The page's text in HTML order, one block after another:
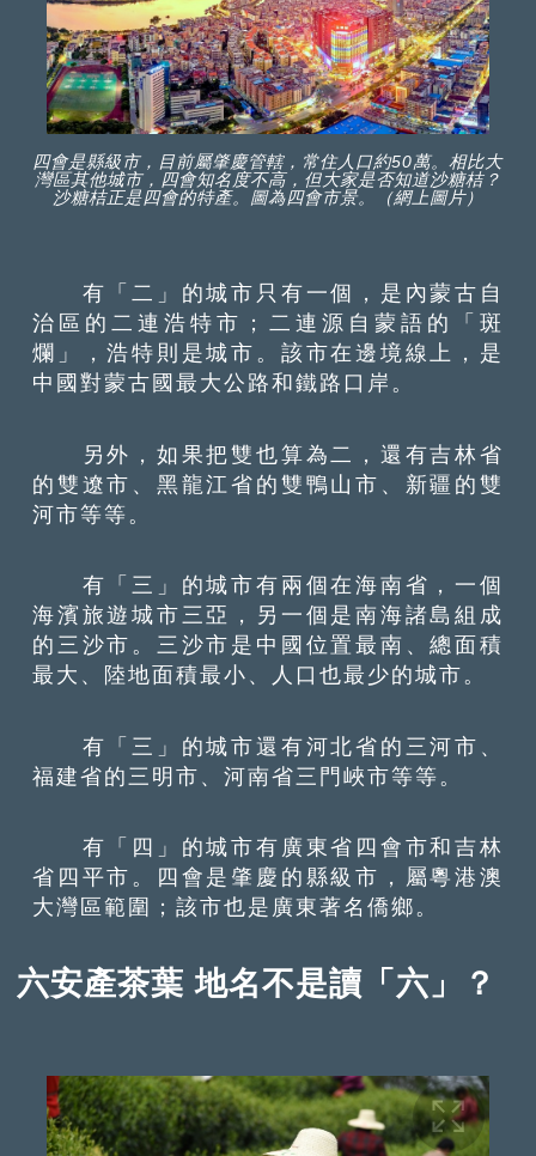
四會是縣級市，目前屬肇慶管轄，常住人口約50萬。相比大
灣區其他城市，四會知名度不高，但大家是否知道沙糖桔？
沙糖桔正是四會的特產。圖為四會市景。（網上圖片）
有「二」的城市只有一個，是內蒙古自
治區的二連浩特市；二連源自蒙語的「斑
爛」，浩特則是城市。該市在邊境線上，是
中國對蒙古國最大公路和鐵路口岸。
另外，如果把雙也算為二，還有吉林省
的雙遼市、黑龍江省的雙鴨山市、新疆的雙
河市等等。
有「三」的城市有兩個在海南省，一個
海濱旅遊城市三亞，另一個是南海諸島組成
的三沙市。三沙市是中國位置最南、總面積
最大、陸地面積最小、人口也最少的城市。
有「三」的城市還有河北省的三河市、
福建省的三明市、河南省三門峽市等等。
有「四」的城市有廣東省四會市和吉林
省四平市。四會是肇慶的縣級市，屬粵港澳
大灣區範圍；該市也是廣東著名僑鄉。
六安產茶葉 地名不是讀「六」？